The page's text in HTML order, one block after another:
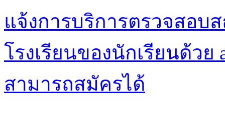
แจ้งการบริการตรวจสอบ
โรงเรียนของนักเรียนด้วย
สามารถสมัครได้